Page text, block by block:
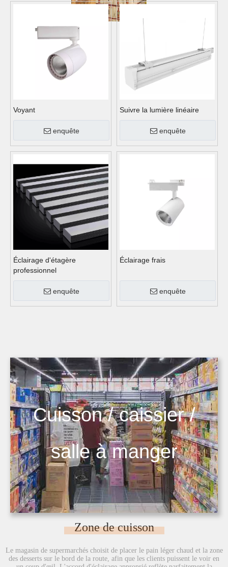
Voyant
enquête
Suivre la lumière linéaire
enquête
Éclairage d'étagère
professionnel
enquête
Éclairage frais
enquête
Cuisson / caissier /
salle à manger
Zone de cuisson
Le magasin de supermarchés choisit de placer le pain léger chaud et la zone
des desserts sur le bord de la route, afin que les clients puissent le voir en